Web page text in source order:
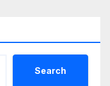
Search